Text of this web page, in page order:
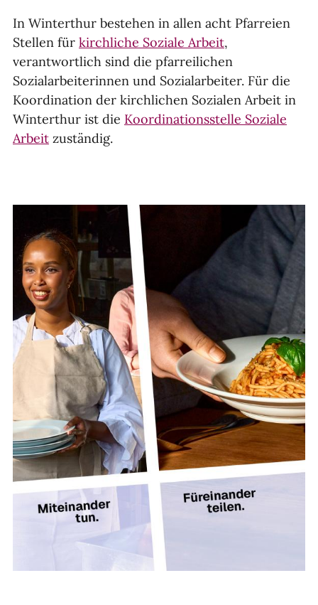
In Winterthur bestehen in allen acht Pfarreien
Stellen für kirchliche Soziale Arbeit,
verantwortlich sind die pfarreilichen
Sozialarbeiterinnen und Sozialarbeiter. Für die
Koordination der kirchlichen Sozialen Arbeit in
Winterthur ist die Koordinationsstelle Soziale
Arbeit zuständig.